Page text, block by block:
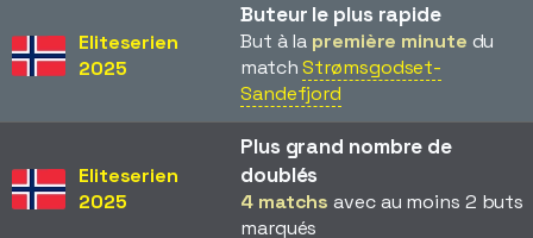
Eliteserien
2025
Buteur le plus rapide
But à la première minute du
matchStrømsgodset-
Sandefjord
Eliteserien
2025
Plus grand nombre de
doublés
4 matchs avec au moins 2 buts
marqués